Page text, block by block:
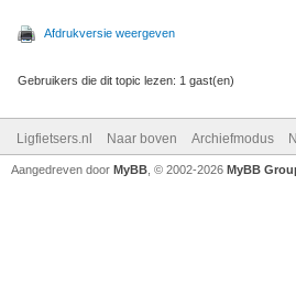
Afdrukversie weergeven
Gebruikers die dit topic lezen: 1 gast(en)
Ligfietsers.nl Naar boven Archiefmodus
Aangedreven door MyBB , © 2002-2026 MyBB